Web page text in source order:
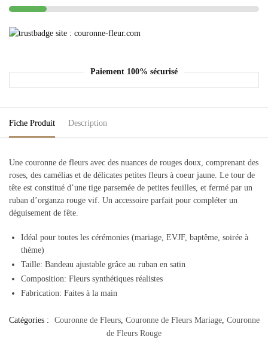
Paiement 100% sécurisé
Fiche Produit Description
Une couronne de fleurs avec des nuances de rouges doux, comprenant des
roses, des camélias et de délicates petites fleurs à coeur jaune. Le tour de
tête est constitué d’une tige parsemée de petites feuilles, et fermé par un
ruban d’organza rouge vif. Un accessoire parfait pour compléter un
déguisement de fête.
Idéal pour toutes les cérémonies (mariage, EVJF, baptême, soirée à
thème)
Taille: Bandeau ajustable grâce au ruban en satin
Composition: Fleurs synthétiques réalistes
Fabrication: Faites à la main
Catégories : Couronne de Fleurs, Couronne de Fleurs Mariage, Couronne
de Fleurs Rouge